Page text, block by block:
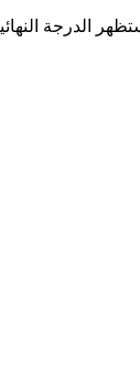
الدرجة النهائية